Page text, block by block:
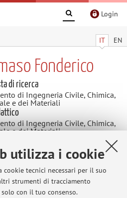
utilizza i cookie
tecnici necessari per il suo
strumenti di tracciamento
con il tuo consenso.
Login
IT EN
Fonderico
di ricerca
di Ingegneria Civile, Chimica,
e dei Materiali
di Ingegneria Civile, Chimica,
e dei Materiali
avvisi.